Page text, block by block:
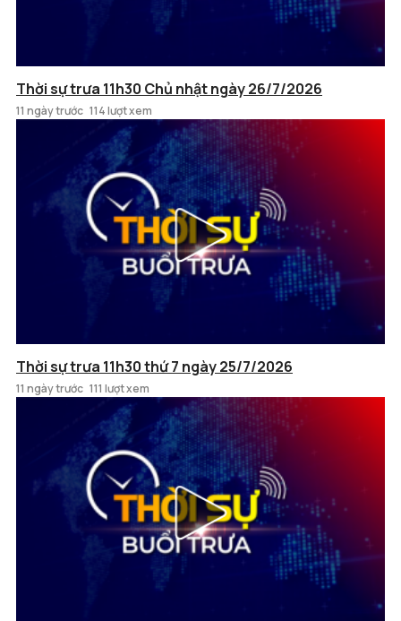
Thời sự trưa 11h30 Chủ nhật ngày 26/7/2026
11 ngày trước 114 lượt xem
Thời sự trưa 11h30 thứ 7 ngày 25/7/2026
11 ngày trước 111 lượt xem